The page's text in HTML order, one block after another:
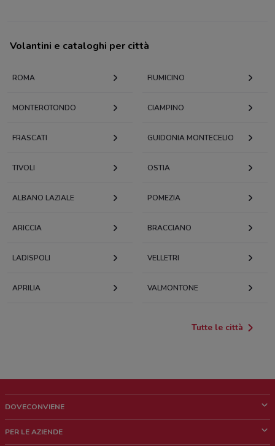
Volantini e cataloghi per città
ROMA FIUMICINO
MONTEROTONDO CIAMPINO
FRASCATI GUIDONIA MONTECELIO
TIVOLI OSTIA
ALBANO LAZIALE POMEZIA
ARICCIA BRACCIANO
LADISPOLI VELLETRI
APRILIA VALMONTONE
Tutte le città
DOVECONVIENE
PER LE AZIENDE